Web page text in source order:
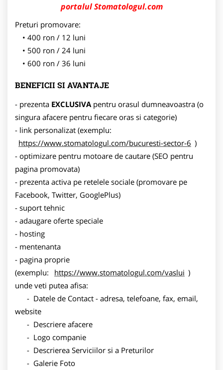
portalul Stomatologul.com
Preturi promovare:
400 ron / 12 luni
500 ron / 24 luni
600 ron / 36 luni
BENEFICII SI AVANTAJE
- prezenta EXCLUSIVA pentru orasul dumneavoastra (o
singura afacere pentru fiecare oras si categorie)
- link personalizat (exemplu:
https://www.stomatologul.com/bucuresti-sector-6 )
- optimizare pentru motoare de cautare (SEO pentru
pagina promovata)
- prezenta activa pe retelele sociale (promovare pe
Facebook, Twitter, GooglePlus)
- suport tehnic
- adaugare oferte speciale
- hosting
- mentenanta
- pagina proprie
(exemplu:
https://www.stomatologul.com/vaslui )
unde veti putea afisa:
- Datele de Contact - adresa, telefoane, fax, email,
website
- Descriere afacere
- Logo companie
- Descrierea Serviciilor si a Preturilor
- Galerie Foto